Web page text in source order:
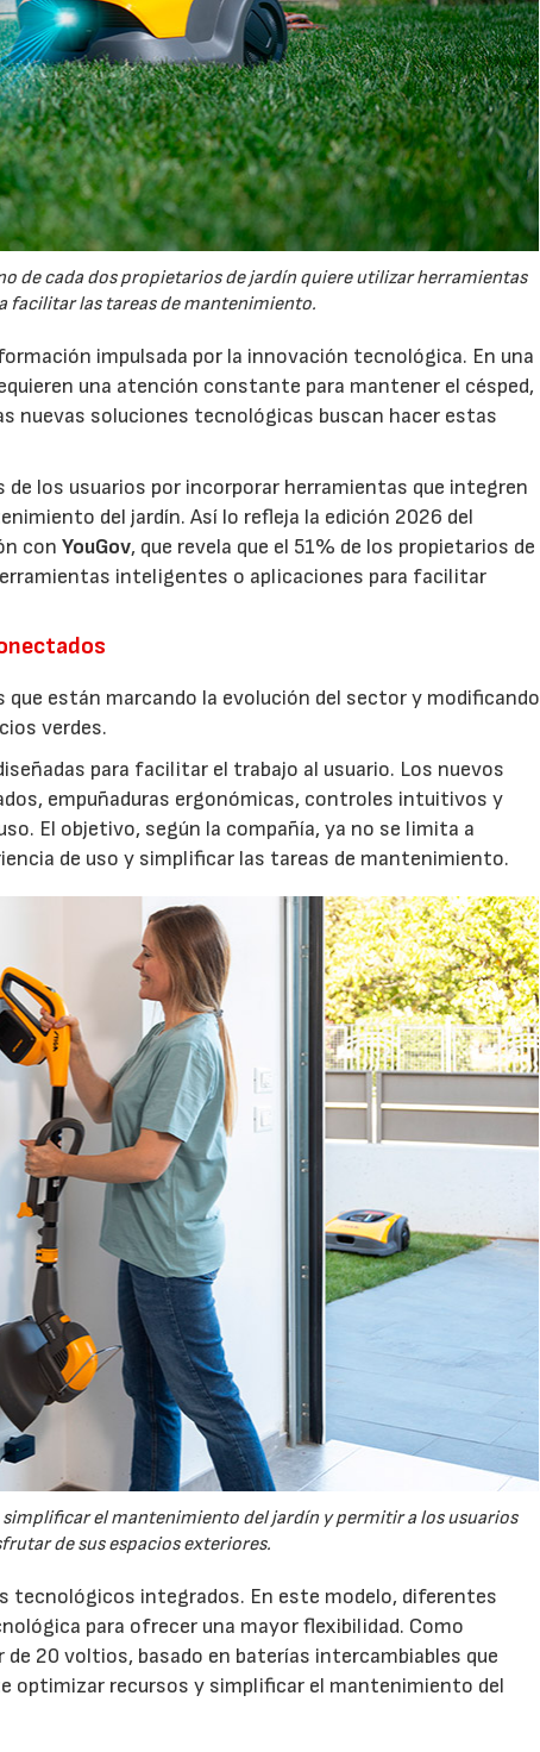
de cada dos propietarios de jardín quiere utilizar herramientas
facilitar las tareas de mantenimiento.
impulsada por la innovación tecnológica. En una
una atención constante para mantener el césped,
nuevas soluciones tecnológicas buscan hacer estas
los usuarios por incorporar herramientas que integren
del jardín. Así lo refleja la edición 2026 del
conYouGov, que revela que el 51% de los propietarios de
inteligentes o aplicaciones para facilitar
están marcando la evolución del sector y modificando
verdes.
para facilitar el trabajo al usuario. Los nuevos
empuñaduras ergonómicas, controles intuitivos y
El objetivo, según la compañía, ya no se limita a
de uso y simplificar las tareas de mantenimiento.
el mantenimiento del jardín y permitir a los usuarios
de sus espacios exteriores.
tecnológicos integrados. En este modelo, diferentes
para ofrecer una mayor flexibilidad. Como
20 voltios, basado en baterías intercambiables que
optimizar recursos y simplificar el mantenimiento del